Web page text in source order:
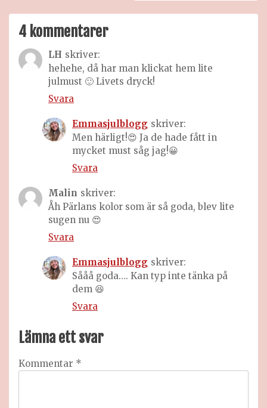
4 kommentarer
LH skriver:
hehehe, då har man klickat hem lite
julmust 🙂 Livets dryck!
Svara
Emmasjulblogg skriver:
Men härligt!😍 Ja de hade fått in
mycket must såg jag!😀
Svara
Malin skriver:
Åh Pärlans kolor som är så goda, blev lite
sugen nu 😍
Svara
Emmasjulblogg skriver:
Sååå goda…. Kan typ inte tänka på
dem 😆
Svara
Lämna ett svar
Kommentar *